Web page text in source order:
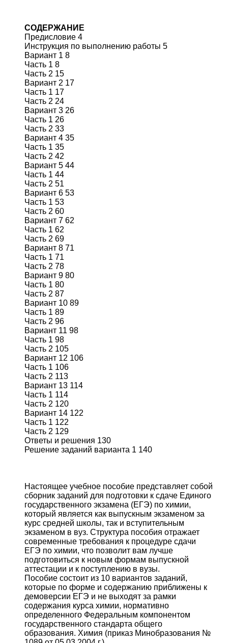
СОДЕРЖАНИЕ
Предисловие 4
Инструкция по выполнению работы 5
Вариант 1 8
Часть 1 8
Часть 2 15
Вариант 2 17
Часть 1 17
Часть 2 24
Вариант 3 26
Часть 1 26
Часть 2 33
Вариант 4 35
Часть 1 35
Часть 2 42
Вариант 5 44
Часть 1 44
Часть 2 51
Вариант 6 53
Часть 1 53
Часть 2 60
Вариант 7 62
Часть 1 62
Часть 2 69
Вариант 8 71
Часть 1 71
Часть 2 78
Вариант 9 80
Часть 1 80
Часть 2 87
Вариант 10 89
Часть 1 89
Часть 2 96
Вариант 11 98
Часть 1 98
Часть 2 105
Вариант 12 106
Часть 1 106
Часть 2 113
Вариант 13 114
Часть 1 114
Часть 2 120
Вариант 14 122
Часть 1 122
Часть 2 129
Ответы и решения 130
Решение заданий варианта 1 140
Настоящее учебное пособие представляет собой
сборник заданий для подготовки к сдаче Единого
государственного экзамена (ЕГЭ) по химии,
который является как выпускным экзаменом за
курс средней школы, так и вступительным
экзаменом в вуз. Структура пособия отражает
современные требования к процедуре сдачи
ЕГЭ по химии, что позволит вам лучше
подготовиться к новым формам выпускной
аттестации и к поступлению в вузы.
Пособие состоит из 10 вариантов заданий,
которые по форме и содержанию приближены к
демоверсии ЕГЭ и не выходят за рамки
содержания курса химии, нормативно
определенного Федеральным компонентом
государственного стандарта общего
образования. Химия (приказ Минобразования №